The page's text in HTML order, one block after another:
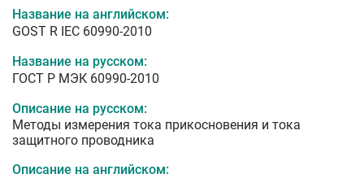
Название на английском:
GOST R IEC 60990-2010
Название на русском:
ГОСТ Р МЭК 60990-2010
Описание на русском:
Методы измерения тока прикосновения и тока
защитного проводника
Описание на английском: